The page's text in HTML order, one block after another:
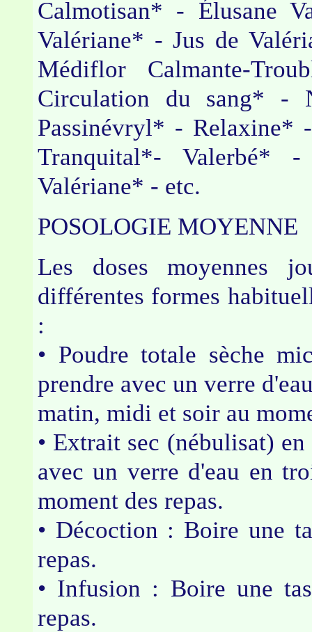
Calmotisan* - Élusane
Valériane* - Jus de
Médiflor Calmante-
Circulation du sang* -
Passinévryl* - Relaxine*
Tranquital*- Valerbé*
Valériane* - etc.
POSOLOGIE MOYENNE
Les doses moyennes
différentes formes
:
• Poudre totale sèche
prendre avec un verre
matin, midi et soir au
• Extrait sec (nébulisat)
avec un verre d'eau en
moment des repas.
• Décoction : Boire une
repas.
• Infusion : Boire une
repas.